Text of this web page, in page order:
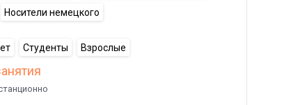
Носители немецкого
Студенты Взрослые